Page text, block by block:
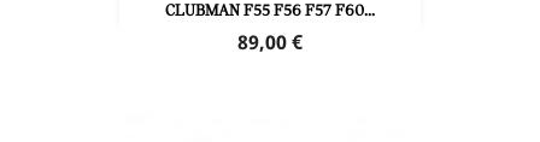
CLUBMAN F55 F56 F57 F60...
Prix
89,00 €